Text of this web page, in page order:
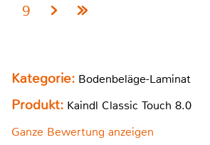
9
Kategorie: Bodenbeläge-Laminat
Produkt: Kaindl Classic Touch 8.0
Ganze Bewertung anzeigen